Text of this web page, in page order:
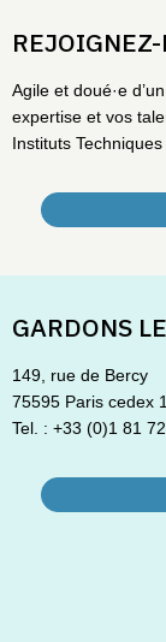
Agile et doué·e
expertise et vos
Instituts Techniques
GARDONS
149, rue de Bercy
75595 Paris cedex
Tel. : +33 (0)1 81